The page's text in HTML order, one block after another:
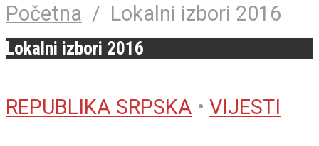
Početna / Lokalni izbori 2016
Lokalni izbori 2016
REPUBLIKA SRPSKA • VIJESTI